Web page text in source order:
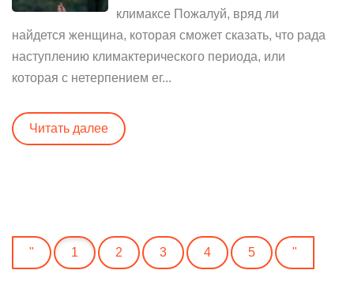
климаксе Пожалуй, вряд ли
найдется женщина, которая сможет сказать, что рада
наступлению климактерического периода, или
которая с нетерпением ег...
Читать далее
" 1 2 3 4 5 "